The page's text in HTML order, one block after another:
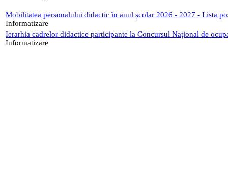
Mobilitatea personalului didactic în anul școlar 2026 - 2027 - Lista
Informatizare
Ierarhia cadrelor didactice participante la Concursul Național de
Informatizare